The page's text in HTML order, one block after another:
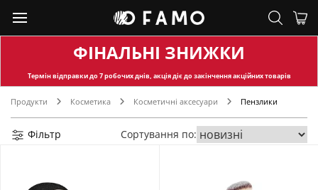
ФІНАЛЬНІ ЗНИЖКИ
Термін відправкидо 7 робочих днів, акція діє до закінчення акційних товарів
Продукти Косметика Косметичні аксесуари Пензлики
Фільтр Сортування по: